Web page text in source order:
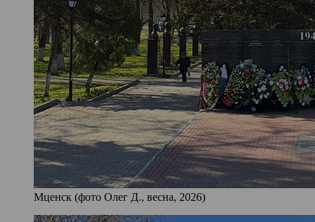
Мценск (фото Олег Д., весна, 2026)